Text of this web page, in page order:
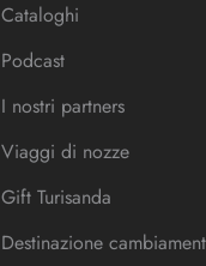
Cataloghi
Podcast
I nostri partners
Viaggi di nozze
Gift Turisanda
Destinazione